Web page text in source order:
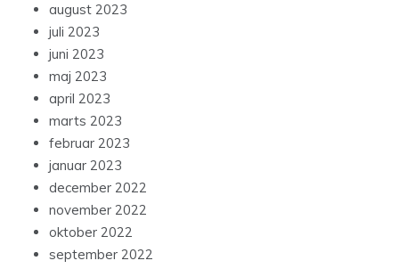
august 2023
juli 2023
juni 2023
maj 2023
april 2023
marts 2023
februar 2023
januar 2023
december 2022
november 2022
oktober 2022
september 2022